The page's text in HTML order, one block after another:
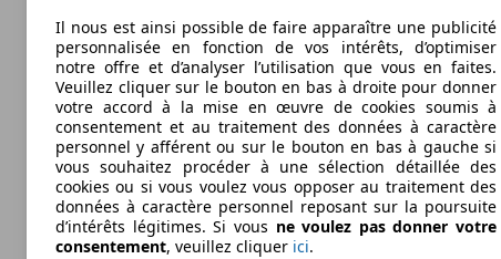
Il nous est ainsi possible de faire apparaître une publicité
personnalisée en fonction de vos intérêts, d’optimiser
notre offre et d’analyser l’utilisation que vous en faites.
Veuillez cliquer sur le bouton en bas à droite pour donner
votre accord à la mise en œuvre de cookies soumis à
consentement et au traitement des données à caractère
personnel y afférent ou sur le bouton en bas à gauche si
vous souhaitez procéder à une sélection détaillée des
cookies ou si vous voulez vous opposer au traitement des
données à caractère personnel reposant sur la poursuite
d’intérêts légitimes. Si vous ne voulez pas donner votre
consentement, veuillez cliquer ici.